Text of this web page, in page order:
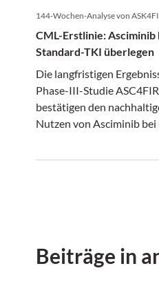
144-Wochen-Analyse von
CML-Erstlinie: Asciminib
Standard-TKI überlegen
Die langfristigen
Phase-III-Studie
bestätigen den
Nutzen von Asciminib bei
Beiträge in